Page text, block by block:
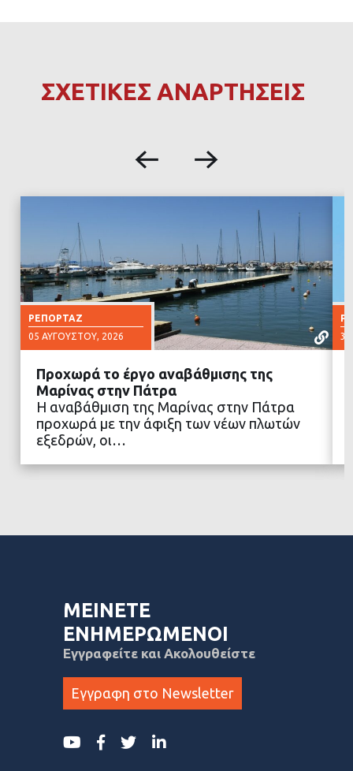
ΣΧΕΤΙΚΕΣ ΑΝΑΡΤΗΣΕΙΣ
ΡΕΠΟΡΤΆΖ
05 ΑΥΓΟΎΣΤΟΥ, 2026
ΔΙΑΒΑΣΤΕ ΠΕΡΙΣΣΟΤΕΡΑ
Προχωρά το έργο αναβάθμισης της
Μαρίνας στην Πάτρα
Η αναβάθμιση της Μαρίνας στην Πάτρα
προχωρά με την άφιξη των νέων πλωτών
εξεδρών, οι…
30
ΜΕΙΝΕΤΕ
ΕΝΗΜΕΡΩΜΕΝΟΙ
Εγγραφείτε και Ακολουθείστε
Εγγραφη στο Newsletter